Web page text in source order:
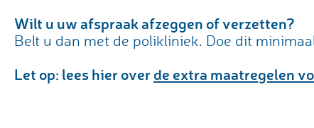
Wilt u uw afspraak afzeggen of verzetten?
Belt u dan met de polikliniek. Doe dit
Let op: lees hier overde extra maatregelen